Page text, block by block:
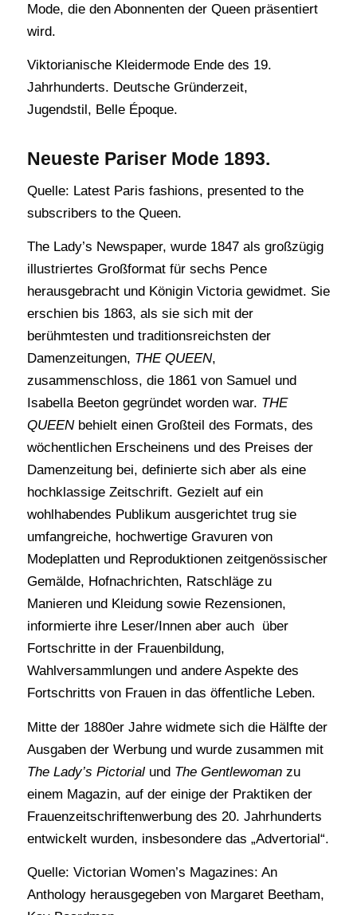
Mode, die den Abonnenten der Queen präsentiert
wird.
Viktorianische Kleidermode Ende des 19.
Jahrhunderts. Deutsche Gründerzeit,
Jugendstil, Belle Époque.
Neueste Pariser Mode 1893.
Quelle: Latest Paris fashions, presented to the
subscribers to the Queen.
The Lady’s Newspaper, wurde 1847 als großzügig
illustriertes Großformat für sechs Pence
herausgebracht und Königin Victoria gewidmet. Sie
erschien bis 1863, als sie sich mit der
berühmtesten und traditionsreichsten der
Damenzeitungen, THE QUEEN,
zusammenschloss, die 1861 von Samuel und
Isabella Beeton gegründet worden war. THE
QUEENbehielt einen Großteil des Formats, des
wöchentlichen Erscheinens und des Preises der
Damenzeitung bei, definierte sich aber als eine
hochklassige Zeitschrift. Gezielt auf ein
wohlhabendes Publikum ausgerichtet trug sie
umfangreiche, hochwertige Gravuren von
Modeplatten und Reproduktionen zeitgenössischer
Gemälde, Hofnachrichten, Ratschläge zu
Manieren und Kleidung sowie Rezensionen,
informierte ihre Leser/Innen aber auch über
Fortschritte in der Frauenbildung,
Wahlversammlungen und andere Aspekte des
Fortschritts von Frauen in das öffentliche Leben.
Mitte der 1880er Jahre widmete sich die Hälfte der
Ausgaben der Werbung und wurde zusammen mit
The Lady’s Pictorialund The Gentlewomanzu
einem Magazin, auf der einige der Praktiken der
Frauenzeitschriftenwerbung des 20. Jahrhunderts
entwickelt wurden, insbesondere das „Advertorial“.
Quelle: Victorian Women’s Magazines: An
Anthology herausgegeben von Margaret Beetham,